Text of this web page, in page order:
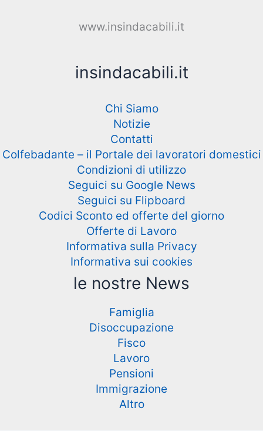
www.insindacabili.it
insindacabili.it
Chi Siamo
Notizie
Contatti
Colfebadante – il Portale dei lavoratori domestici
Condizioni di utilizzo
Seguici su Google News
Seguici su Flipboard
Codici Sconto ed offerte del giorno
Offerte di Lavoro
Informativa sulla Privacy
Informativa sui cookies
le nostre News
Famiglia
Disoccupazione
Fisco
Lavoro
Pensioni
Immigrazione
Altro